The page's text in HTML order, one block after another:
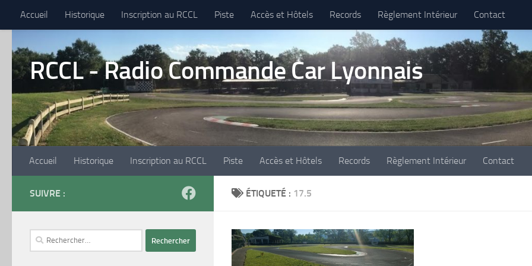
Skip to content
Accueil Historique Inscription au RCCL Piste Accès et Hôtels Records Règlement Intérieur Contact
RCCL - Radio Commande Car Lyonnais
Accueil Historique Inscription au RCCL Piste Accès et Hôtels Records Règlement Intérieur Contact
ÉTIQUETÉ : 17.5
SUIVRE :
Rechercher :